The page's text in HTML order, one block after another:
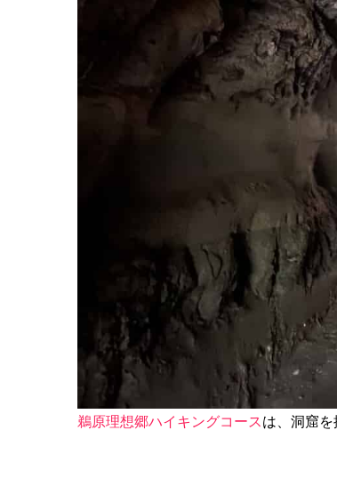
鵜原理想郷ハイキングコースは、洞窟